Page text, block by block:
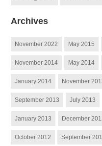
Archives
November 2022 May 2015
November 2014 May 2014
January 2014 November
September 2013 July 2013
January 2013 December
October 2012 September